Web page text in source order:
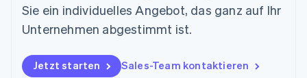
Sie ein individuelles Angebot, das ganz auf Ihr
Unternehmen abgestimmt ist.
Jetzt starten Sales-Team kontaktieren
Norwegen
English
DeutschEnglish
Polen